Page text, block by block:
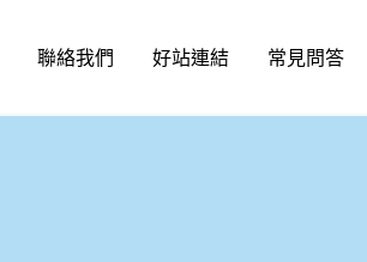
聯絡我們 好站連結 常見問答